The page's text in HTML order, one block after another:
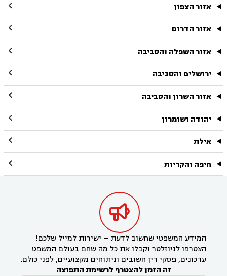
אזור הצפון 
אזור הדרום 
אזור השפלה והסביבה 
ירושלים והסביבה 
אזור השרון והסביבה 
יהודה ושומרון 
אילת 
חיפה והקריות 

המידע המשפטי שחשוב לדעת – ישירות למייל שלכם!
הצטרפו לניוזלטר וקבלו את כל מה שחם בעולם המשפט
עדכונים, פסקי דין חשובים וניתוחים מקצועיים, לפני כולם.
זה הזמן להצטרף לרשימת התפוצה